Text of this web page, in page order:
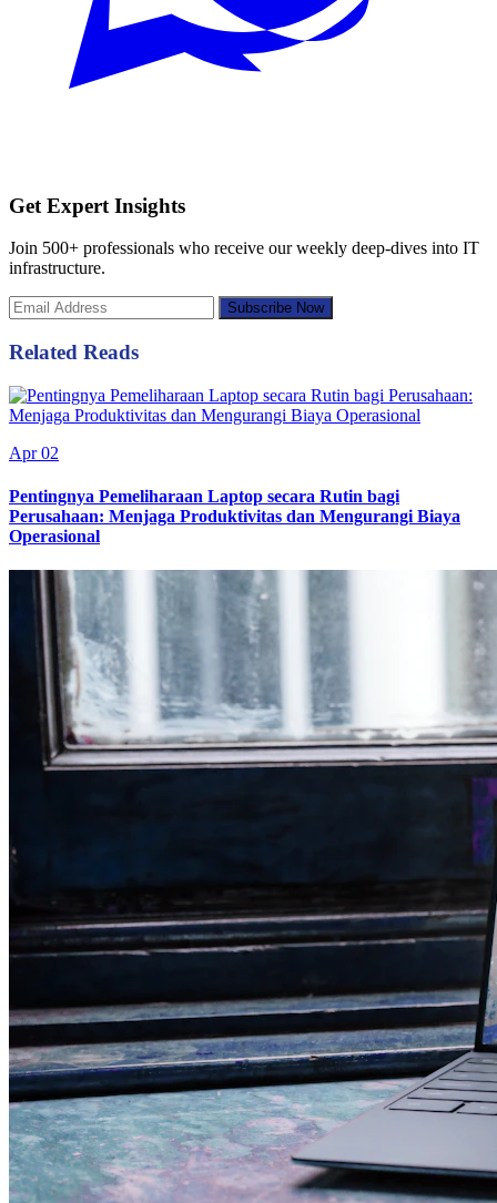
Get Expert Insights
Join 500+ professionals who receive our weekly deep-dives into IT
infrastructure.
Subscribe Now
Related Reads
Apr 02
Pentingnya Pemeliharaan Laptop secara Rutin bagi
Perusahaan: Menjaga Produktivitas dan Mengurangi Biaya
Operasional